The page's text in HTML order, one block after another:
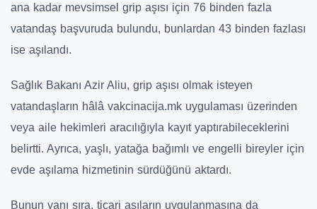
ana kadar mevsimsel grip aşısı için 76 binden fazla
vatandaş başvuruda bulundu, bunlardan 43 binden fazlası
ise aşılandı.
Sağlık Bakanı Azir Aliu, grip aşısı olmak isteyen
vatandaşların hâlâ vakcinacija.mk uygulaması üzerinden
veya aile hekimleri aracılığıyla kayıt yaptırabileceklerini
belirtti. Ayrıca, yaşlı, yatağa bağımlı ve engelli bireyler için
evde aşılama hizmetinin sürdüğünü aktardı.
Bunun yanı sıra, ticari aşıların uygulanmasına da